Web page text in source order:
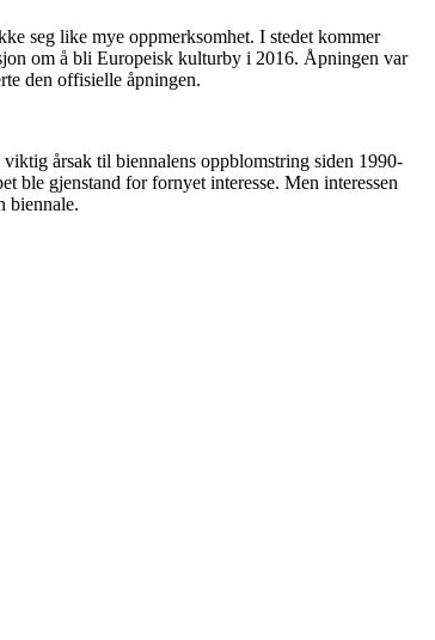
seg like mye oppmerksomhet. I stedet kommer
om å bli Europeisk kulturby i 2016. Åpningen var
den offisielle åpningen.
årsak til biennalens oppblomstring siden 1990-
ble gjenstand for fornyet interesse. Men interessen
biennale.